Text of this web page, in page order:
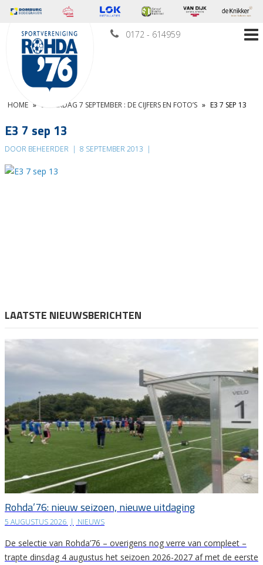
0172 - 614959
HOME » ZATERDAG 7 SEPTEMBER : DE CIJFERS EN FOTO’S » E3 7 SEP 13
E3 7 sep 13
DOOR BEHEERDER | 8 SEPTEMBER 2013 |
LAATSTE NIEUWSBERICHTEN
Rohda’76: nieuw seizoen, nieuwe uitdaging
5 AUGUSTUS 2026 | NIEUWS
De selectie van Rohda’76 – overigens nog verre van compleet –
trapte dinsdag 4 augustus het seizoen 2026-2027 af met de eerste